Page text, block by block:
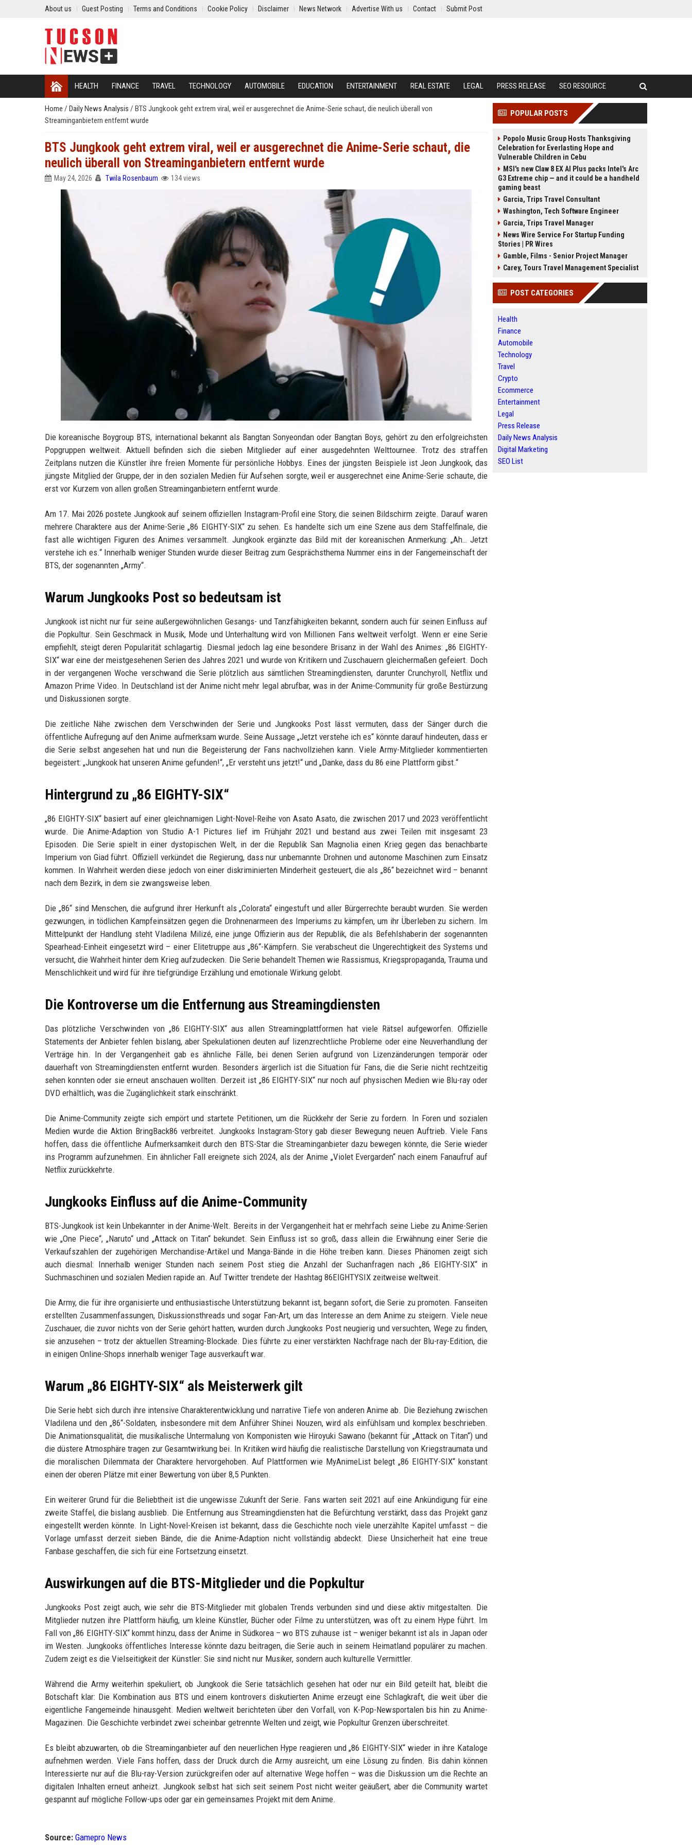
About us Guest Posting Terms and Conditions Cookie Policy Disclaimer News Network Advertise With us Contact Submit Post
HEALTH FINANCE TRAVEL TECHNOLOGY AUTOMOBILE EDUCATION ENTERTAINMENT REAL ESTATE LEGAL PRESS RELEASE SEO RESOURCE
Home / Daily News Analysis / BTS Jungkook geht extrem viral, weil er ausgerechnet die Anime-Serie schaut, die neulich überall von
Streaminganbietern entfernt wurde
BTS Jungkook geht extrem viral, weil er ausgerechnet die Anime-Serie schaut, die
neulich überall von Streaminganbietern entfernt wurde
May 24, 2026 Twila Rosenbaum 134 views
Die koreanische Boygroup BTS, international bekannt als Bangtan Sonyeondan oder Bangtan Boys, gehört zu den erfolgreichsten
Popgruppen weltweit. Aktuell befinden sich die sieben Mitglieder auf einer ausgedehnten Welttournee. Trotz des straffen
Zeitplans nutzen die Künstler ihre freien Momente für persönliche Hobbys. Eines der jüngsten Beispiele ist Jeon Jungkook, das
jüngste Mitglied der Gruppe, der in den sozialen Medien für Aufsehen sorgte, weil er ausgerechnet eine Anime-Serie schaute, die
erst vor Kurzem von allen großen Streaminganbietern entfernt wurde.
Am 17. Mai 2026 postete Jungkook auf seinem offiziellen Instagram-Profil eine Story, die seinen Bildschirm zeigte. Darauf waren
mehrere Charaktere aus der Anime-Serie „86 EIGHTY-SIX“ zu sehen. Es handelte sich um eine Szene aus dem Staffelfinale, die
fast alle wichtigen Figuren des Animes versammelt. Jungkook ergänzte das Bild mit der koreanischen Anmerkung: „Ah… Jetzt
verstehe ich es.“ Innerhalb weniger Stunden wurde dieser Beitrag zum Gesprächsthema Nummer eins in der Fangemeinschaft der
BTS, der sogenannten „Army“.
Warum Jungkooks Post so bedeutsam ist
Jungkook ist nicht nur für seine außergewöhnlichen Gesangs- und Tanzfähigkeiten bekannt, sondern auch für seinen Einfluss auf
die Popkultur. Sein Geschmack in Musik, Mode und Unterhaltung wird von Millionen Fans weltweit verfolgt. Wenn er eine Serie
empfiehlt, steigt deren Popularität schlagartig. Diesmal jedoch lag eine besondere Brisanz in der Wahl des Animes: „86 EIGHTY-
SIX“ war eine der meistgesehenen Serien des Jahres 2021 und wurde von Kritikern und Zuschauern gleichermaßen gefeiert. Doch
in der vergangenen Woche verschwand die Serie plötzlich aus sämtlichen Streamingdiensten, darunter Crunchyroll, Netflix und
Amazon Prime Video. In Deutschland ist der Anime nicht mehr legal abrufbar, was in der Anime-Community für große Bestürzung
und Diskussionen sorgte.
Die zeitliche Nähe zwischen dem Verschwinden der Serie und Jungkooks Post lässt vermuten, dass der Sänger durch die
öffentliche Aufregung auf den Anime aufmerksam wurde. Seine Aussage „Jetzt verstehe ich es“ könnte darauf hindeuten, dass er
die Serie selbst angesehen hat und nun die Begeisterung der Fans nachvollziehen kann. Viele Army-Mitglieder kommentierten
begeistert: „Jungkook hat unseren Anime gefunden!“, „Er versteht uns jetzt!“ und „Danke, dass du 86 eine Plattform gibst.“
Hintergrund zu „86 EIGHTY-SIX“
„86 EIGHTY-SIX“ basiert auf einer gleichnamigen Light-Novel-Reihe von Asato Asato, die zwischen 2017 und 2023 veröffentlicht
wurde. Die Anime-Adaption von Studio A-1 Pictures lief im Frühjahr 2021 und bestand aus zwei Teilen mit insgesamt 23
Episoden. Die Serie spielt in einer dystopischen Welt, in der die Republik San Magnolia einen Krieg gegen das benachbarte
Imperium von Giad führt. Offiziell verkündet die Regierung, dass nur unbemannte Drohnen und autonome Maschinen zum Einsatz
kommen. In Wahrheit werden diese jedoch von einer diskriminierten Minderheit gesteuert, die als „86“ bezeichnet wird – benannt
nach dem Bezirk, in dem sie zwangsweise leben.
Die „86“ sind Menschen, die aufgrund ihrer Herkunft als „Colorata“ eingestuft und aller Bürgerrechte beraubt wurden. Sie werden
gezwungen, in tödlichen Kampfeinsätzen gegen die Drohnenarmeen des Imperiums zu kämpfen, um ihr Überleben zu sichern. Im
Mittelpunkt der Handlung steht Vladilena Milizé, eine junge Offizierin aus der Republik, die als Befehlshaberin der sogenannten
Spearhead-Einheit eingesetzt wird – einer Elitetruppe aus „86“-Kämpfern. Sie verabscheut die Ungerechtigkeit des Systems und
versucht, die Wahrheit hinter dem Krieg aufzudecken. Die Serie behandelt Themen wie Rassismus, Kriegspropaganda, Trauma und
Menschlichkeit und wird für ihre tiefgründige Erzählung und emotionale Wirkung gelobt.
Die Kontroverse um die Entfernung aus Streamingdiensten
Das plötzliche Verschwinden von „86 EIGHTY-SIX“ aus allen Streamingplattformen hat viele Rätsel aufgeworfen. Offizielle
Statements der Anbieter fehlen bislang, aber Spekulationen deuten auf lizenzrechtliche Probleme oder eine Neuverhandlung der
Verträge hin. In der Vergangenheit gab es ähnliche Fälle, bei denen Serien aufgrund von Lizenzänderungen temporär oder
dauerhaft von Streamingdiensten entfernt wurden. Besonders ärgerlich ist die Situation für Fans, die die Serie nicht rechtzeitig
sehen konnten oder sie erneut anschauen wollten. Derzeit ist „86 EIGHTY-SIX“ nur noch auf physischen Medien wie Blu-ray oder
DVD erhältlich, was die Zugänglichkeit stark einschränkt.
Die Anime-Community zeigte sich empört und startete Petitionen, um die Rückkehr der Serie zu fordern. In Foren und sozialen
Medien wurde die Aktion BringBack86 verbreitet. Jungkooks Instagram-Story gab dieser Bewegung neuen Auftrieb. Viele Fans
hoffen, dass die öffentliche Aufmerksamkeit durch den BTS-Star die Streaminganbieter dazu bewegen könnte, die Serie wieder
ins Programm aufzunehmen. Ein ähnlicher Fall ereignete sich 2024, als der Anime „Violet Evergarden“ nach einem Fanaufruf auf
Netflix zurückkehrte.
Jungkooks Einfluss auf die Anime-Community
BTS-Jungkook ist kein Unbekannter in der Anime-Welt. Bereits in der Vergangenheit hat er mehrfach seine Liebe zu Anime-Serien
wie „One Piece“, „Naruto“ und „Attack on Titan“ bekundet. Sein Einfluss ist so groß, dass allein die Erwähnung einer Serie die
Verkaufszahlen der zugehörigen Merchandise-Artikel und Manga-Bände in die Höhe treiben kann. Dieses Phänomen zeigt sich
auch diesmal: Innerhalb weniger Stunden nach seinem Post stieg die Anzahl der Suchanfragen nach „86 EIGHTY-SIX“ in
Suchmaschinen und sozialen Medien rapide an. Auf Twitter trendete der Hashtag 86EIGHTYSIX zeitweise weltweit.
Die Army, die für ihre organisierte und enthusiastische Unterstützung bekannt ist, begann sofort, die Serie zu promoten. Fanseiten
erstellten Zusammenfassungen, Diskussionsthreads und sogar Fan-Art, um das Interesse an dem Anime zu steigern. Viele neue
Zuschauer, die zuvor nichts von der Serie gehört hatten, wurden durch Jungkooks Post neugierig und versuchten, Wege zu finden,
sie anzusehen – trotz der aktuellen Streaming-Blockade. Dies führte zu einer verstärkten Nachfrage nach der Blu-ray-Edition, die
in einigen Online-Shops innerhalb weniger Tage ausverkauft war.
Warum „86 EIGHTY-SIX“ als Meisterwerk gilt
Die Serie hebt sich durch ihre intensive Charakterentwicklung und narrative Tiefe von anderen Anime ab. Die Beziehung zwischen
Vladilena und den „86“-Soldaten, insbesondere mit dem Anführer Shinei Nouzen, wird als einfühlsam und komplex beschrieben.
Die Animationsqualität, die musikalische Untermalung von Komponisten wie Hiroyuki Sawano (bekannt für „Attack on Titan“) und
die düstere Atmosphäre tragen zur Gesamtwirkung bei. In Kritiken wird häufig die realistische Darstellung von Kriegstraumata und
die moralischen Dilemmata der Charaktere hervorgehoben. Auf Plattformen wie MyAnimeList belegt „86 EIGHTY-SIX“ konstant
einen der oberen Plätze mit einer Bewertung von über 8,5 Punkten.
Ein weiterer Grund für die Beliebtheit ist die ungewisse Zukunft der Serie. Fans warten seit 2021 auf eine Ankündigung für eine
zweite Staffel, die bislang ausblieb. Die Entfernung aus Streamingdiensten hat die Befürchtung verstärkt, dass das Projekt ganz
eingestellt werden könnte. In Light-Novel-Kreisen ist bekannt, dass die Geschichte noch viele unerzählte Kapitel umfasst – die
Vorlage umfasst derzeit sieben Bände, die die Anime-Adaption nicht vollständig abdeckt. Diese Unsicherheit hat eine treue
Fanbase geschaffen, die sich für eine Fortsetzung einsetzt.
Auswirkungen auf die BTS-Mitglieder und die Popkultur
Jungkooks Post zeigt auch, wie sehr die BTS-Mitglieder mit globalen Trends verbunden sind und diese aktiv mitgestalten. Die
Mitglieder nutzen ihre Plattform häufig, um kleine Künstler, Bücher oder Filme zu unterstützen, was oft zu einem Hype führt. Im
Fall von „86 EIGHTY-SIX“ kommt hinzu, dass der Anime in Südkorea – wo BTS zuhause ist – weniger bekannt ist als in Japan oder
im Westen. Jungkooks öffentliches Interesse könnte dazu beitragen, die Serie auch in seinem Heimatland populärer zu machen.
Zudem zeigt es die Vielseitigkeit der Künstler: Sie sind nicht nur Musiker, sondern auch kulturelle Vermittler.
Während die Army weiterhin spekuliert, ob Jungkook die Serie tatsächlich gesehen hat oder nur ein Bild geteilt hat, bleibt die
Botschaft klar: Die Kombination aus BTS und einem kontrovers diskutierten Anime erzeugt eine Schlagkraft, die weit über die
eigentliche Fangemeinde hinausgeht. Medien weltweit berichteten über den Vorfall, von K-Pop-Newsportalen bis hin zu Anime-
Magazinen. Die Geschichte verbindet zwei scheinbar getrennte Welten und zeigt, wie Popkultur Grenzen überschreitet.
Es bleibt abzuwarten, ob die Streaminganbieter auf den neuerlichen Hype reagieren und „86 EIGHTY-SIX“ wieder in ihre Kataloge
aufnehmen werden. Viele Fans hoffen, dass der Druck durch die Army ausreicht, um eine Lösung zu finden. Bis dahin können
Interessierte nur auf die Blu-ray-Version zurückgreifen oder auf alternative Wege hoffen – was die Diskussion um die Rechte an
digitalen Inhalten erneut anheizt. Jungkook selbst hat sich seit seinem Post nicht weiter geäußert, aber die Community wartet
gespannt auf mögliche Follow-ups oder gar ein gemeinsames Projekt mit dem Anime.
Source: Gamepro News
POPULAR POSTS
Popolo Music Group Hosts Thanksgiving
Celebration for Everlasting Hope and
Vulnerable Children in Cebu
MSI's new Claw 8 EX AI Plus packs Intel's Arc
G3 Extreme chip — and it could be a handheld
gaming beast
Garcia, Trips Travel Consultant
Washington, Tech Software Engineer
Garcia, Trips Travel Manager
News Wire Service For Startup Funding
Stories | PR Wires
Gamble, Films - Senior Project Manager
Carey, Tours Travel Management Specialist
POST CATEGORIES
Health
Finance
Automobile
Technology
Travel
Crypto
Ecommerce
Entertainment
Legal
Press Release
Daily News Analysis
Digital Marketing
SEO List